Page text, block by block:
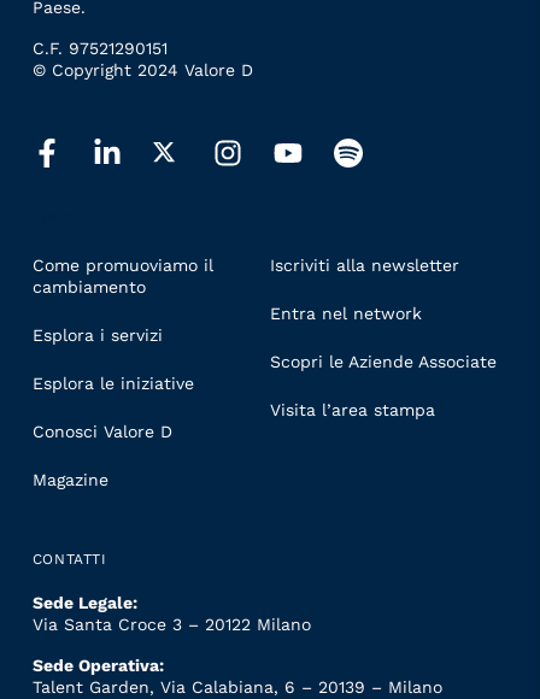
Paese.
C.F. 97521290151
© Copyright 2024 Valore D
Come promuoviamo il
cambiamento
Esplora i servizi
Esplora le iniziative
Conosci Valore D
Magazine
Iscriviti alla newsletter
Entra nel network
Scopri le Aziende Associate
Visita l’area stampa
CONTATTI
Sede Legale:
Via Santa Croce 3 – 20122 Milano
Sede Operativa:
Talent Garden, Via Calabiana, 6 – 20139 – Milano